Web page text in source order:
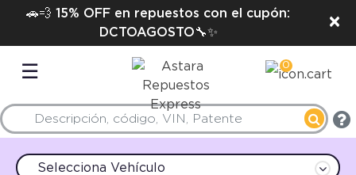
🚗💨 15% OFF en repuestos con el cupón:
DCTOAGOSTO🔧✨
×
☰ 0
Selecciona Vehículo